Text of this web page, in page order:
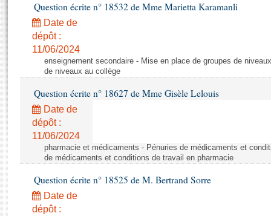
Projets de loi
Propositions de loi
Amendements
Textes adoptés
Rapports législatifs
Rapports sur l'application des lois
Baromètre de l’application des lois
Dossiers législatifs
Budget et sécurité sociale
Questions écrites et orales
Histoire
Juniors
Anciennes législatures
Contacts et plan d'accès
Photos libres de droit
Question écrite n° 18532 de Mme Marietta Karamanli
Date de
dépôt :
11/06/2024
enseignement secondaire - Mise en place de groupes de
de niveaux au collège
Question écrite n° 18627 de Mme Gisèle Lelouis
Date de
dépôt :
11/06/2024
pharmacie et médicaments - Pénuries de médicaments et
de médicaments et conditions de travail en pharmacie
Question écrite n° 18525 de M. Bertrand Sorre
Date de
dépôt :